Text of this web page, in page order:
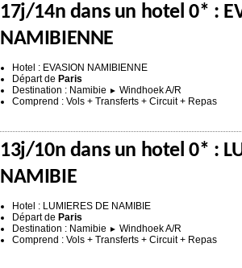
17j/14n dans un hotel 0* :
NAMIBIENNE
Hotel : EVASION NAMIBIENNE
Départ de Paris
Destination : Namibie ► Windhoek A/R
Comprend : Vols + Transferts + Circuit + Repas
13j/10n dans un hotel 0* :
NAMIBIE
Hotel : LUMIERES DE NAMIBIE
Départ de Paris
Destination : Namibie ► Windhoek A/R
Comprend : Vols + Transferts + Circuit + Repas